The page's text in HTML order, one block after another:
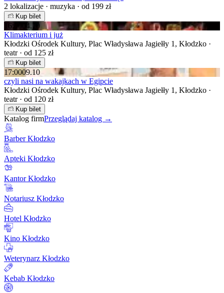
2 lokalizacje · muzyka · od 199 zł
Kup bilet
16:00
04.10
Klimakterium i już
Kłodzki Ośrodek Kultury, Plac Władysława Jagiełły 1, Kłodzko ·
teatr · od 125 zł
Kup bilet
17:0009.10
czyli nasi na wakajkach w Egipcie
Kłodzki Ośrodek Kultury, Plac Władysława Jagiełły 1, Kłodzko ·
teatr · od 120 zł
Kup bilet
Katalog firmPrzeglądaj katalog →
Barber Kłodzko
Apteki Kłodzko
Kantor Kłodzko
Notariusz Kłodzko
Hotel Kłodzko
Kino Kłodzko
Weterynarz Kłodzko
Kebab Kłodzko